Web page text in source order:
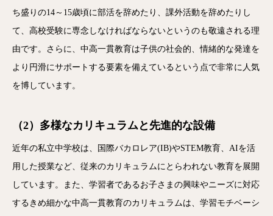
ち盛りの14～15歳頃に部活を辞めたり、課外活動を辞めたりし
て、高校受験に専念しなければならないというのも敬遠される理
由です。さらに、中高一貫教育は子供の社会的、情緒的な発達を
より円滑にサポートする要素を備えているという点で非常に人気
を博しています。
（2）多様なカリキュラムと先進的な設備
近年の私立中学校は、国際バカロレア(IB)やSTEM教育、AIを活
用した授業など、従来のカリキュラムにとらわれない教育を展開
しています。また、学習者であるお子さまの興味やニーズに対応
するきめ細かな中高一貫教育のカリキュラムは、学習モチベーシ